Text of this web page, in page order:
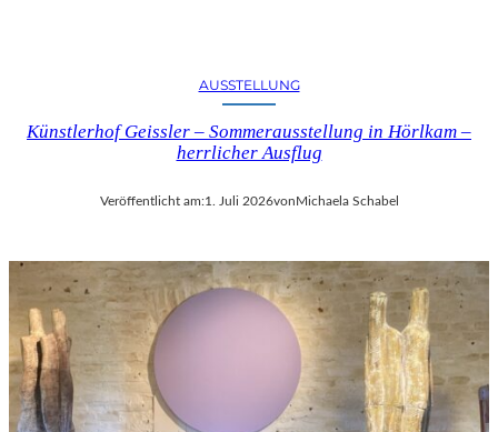
AUSSTELLUNG
Künstlerhof Geissler – Sommerausstellung in Hörlkam –
herrlicher Ausflug
Veröffentlicht am:1. Juli 2026von Michaela Schabel